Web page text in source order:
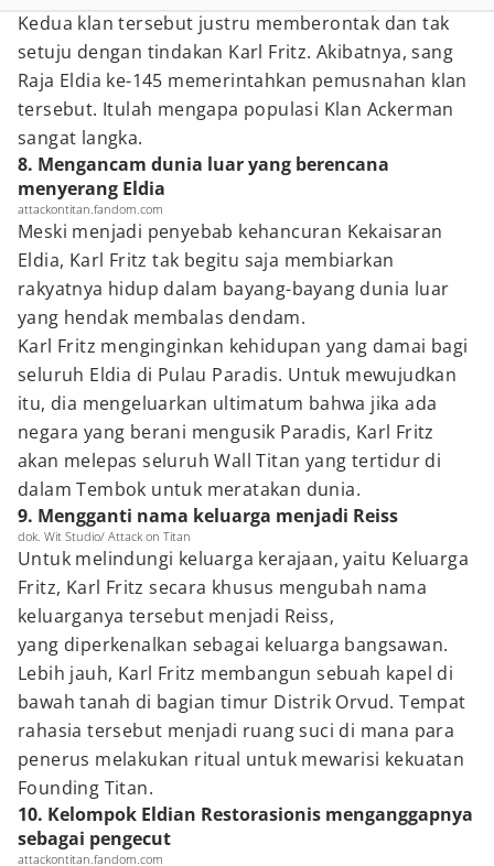
Kedua klan tersebut justru memberontak dan tak
setuju dengan tindakan Karl Fritz. Akibatnya, sang
Raja Eldia ke-145 memerintahkan pemusnahan klan
tersebut. Itulah mengapa populasi Klan Ackerman
sangat langka.
8. Mengancam dunia luar yang berencana
menyerang Eldia
attackontitan.fandom.com
Meski menjadi penyebab kehancuran Kekaisaran
Eldia, Karl Fritz tak begitu saja membiarkan
rakyatnya hidup dalam bayang-bayang dunia luar
yang hendak membalas dendam.
Karl Fritz menginginkan kehidupan yang damai bagi
seluruh Eldia di Pulau Paradis. Untuk mewujudkan
itu, dia mengeluarkan ultimatum bahwa jika ada
negara yang berani mengusik Paradis, Karl Fritz
akan melepas seluruh Wall Titan yang tertidur di
dalam Tembok untuk meratakan dunia.
9. Mengganti nama keluarga menjadi Reiss
dok. Wit Studio/ Attack on Titan
Untuk melindungi keluarga kerajaan, yaitu Keluarga
Fritz, Karl Fritz secara khusus mengubah nama
keluarganya tersebut menjadi Reiss,
yang diperkenalkan sebagai keluarga bangsawan.
Lebih jauh, Karl Fritz membangun sebuah kapel di
bawah tanah di bagian timur Distrik Orvud. Tempat
rahasia tersebut menjadi ruang suci di mana para
penerus melakukan ritual untuk mewarisi kekuatan
Founding Titan.
10. Kelompok Eldian Restorasionis menganggapnya
sebagai pengecut
attackontitan.fandom.com